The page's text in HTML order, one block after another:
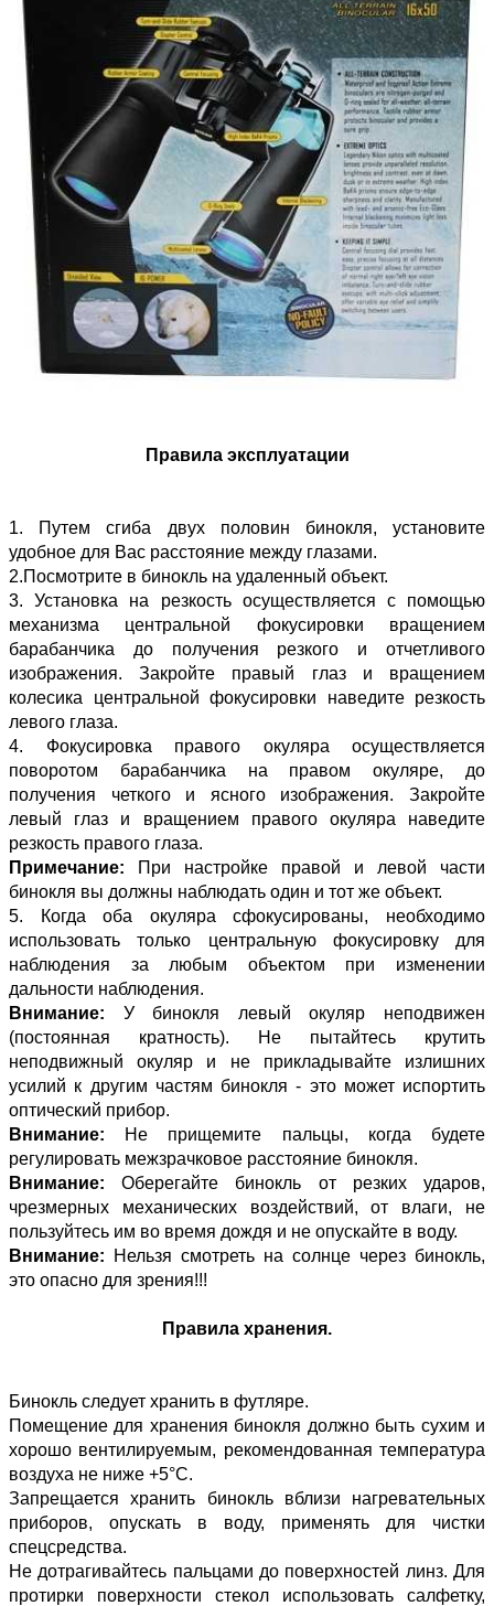
Правила эксплуатации
1. Путем сгиба двух половин бинокля, установите
удобное для Вас расстояние между глазами.
2.Посмотрите в бинокль на удаленный объект.
3. Установка на резкость осуществляется с помощью
механизма центральной фокусировки вращением
барабанчика до получения резкого и отчетливого
изображения. Закройте правый глаз и вращением
колесика центральной фокусировки наведите резкость
левого глаза.
4. Фокусировка правого окуляра осуществляется
поворотом барабанчика на правом окуляре, до
получения четкого и ясного изображения. Закройте
левый глаз и вращением правого окуляра наведите
резкость правого глаза.
Примечание: При настройке правой и левой части
бинокля вы должны наблюдать один и тот же объект.
5. Когда оба окуляра сфокусированы, необходимо
использовать только центральную фокусировку для
наблюдения за любым объектом при изменении
дальности наблюдения.
Внимание: У бинокля левый окуляр неподвижен
(постоянная кратность). Не пытайтесь крутить
неподвижный окуляр и не прикладывайте излишних
усилий к другим частям бинокля - это может испортить
оптический прибор.
Внимание: Не прищемите пальцы, когда будете
регулировать межзрачковое расстояние бинокля.
Внимание: Оберегайте бинокль от резких ударов,
чрезмерных механических воздействий, от влаги, не
пользуйтесь им во время дождя и не опускайте в воду.
Внимание: Нельзя смотреть на солнце через бинокль,
это опасно для зрения!!!
Правила хранения.
Бинокль следует хранить в футляре.
Помещение для хранения бинокля должно быть сухим и
хорошо вентилируемым, рекомендованная температура
воздуха не ниже +5°С.
Запрещается хранить бинокль вблизи нагревательных
приборов, опускать в воду, применять для чистки
спецсредства.
Не дотрагивайтесь пальцами до поверхностей линз. Для
протирки поверхности стекол использовать салфетку,